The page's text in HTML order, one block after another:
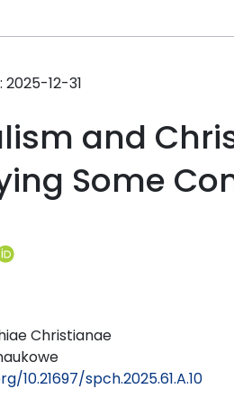
2025-12-31
and
Some
Christianae
10.21697/spch.2025.61.A.10